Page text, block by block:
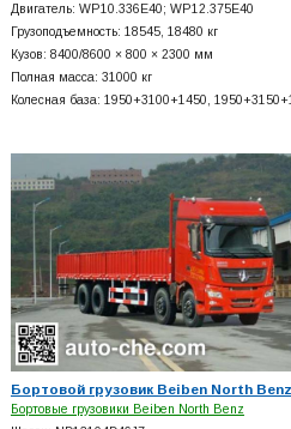
Двигатель: WP10.336E40; WP12.375E40
Грузоподъемность: 18545, 18480 кг
Кузов: 8400/8600 × 800 × 2300 мм
Полная масса: 31000 кг
Колесная база: 1950+3100+1450, 1950+3150+
Бортовой грузовик Beiben North Benz
Бортовые грузовики Beiben North Benz